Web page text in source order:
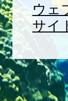
ウェ
サイ